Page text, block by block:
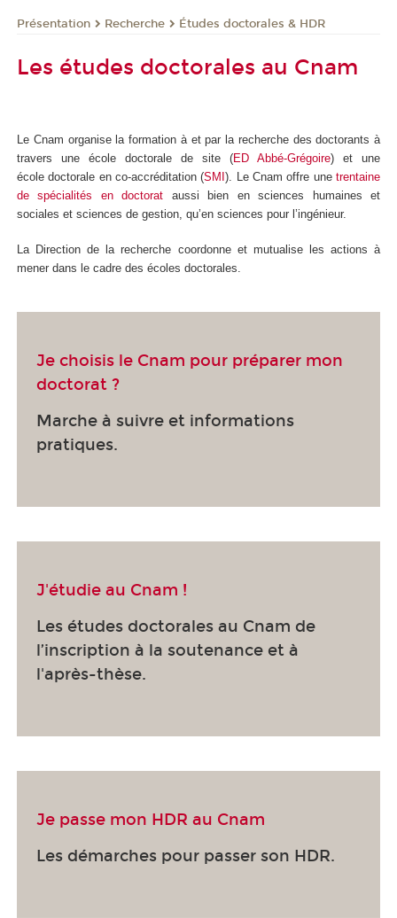
Présentation Recherche Études doctorales & HDR
Les études doctorales au Cnam
Le Cnam organise la formation à et par la recherche des doctorants à
travers une école doctorale de site (ED Abbé-Grégoire) et une
école doctorale en co-accréditation (SMI). Le Cnam offre unetrentaine
de spécialités en doctorat aussi bien en sciences humaines et
sociales et sciences de gestion, qu’en sciences pour l’ingénieur.
La Direction de la recherche coordonne et mutualise les actions à
mener dans le cadre des écoles doctorales.
Je choisis le Cnam pour préparer mon
doctorat ?
Marche à suivre et informations
pratiques.
J'étudie au Cnam !
Les études doctorales au Cnam de
l’inscription à la soutenance et à
l'après-thèse.
Je passe mon HDR au Cnam
Les démarches pour passer son HDR.